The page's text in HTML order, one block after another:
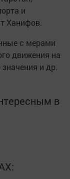
и
Ханифов.
с мерами
движения на
и др.
в